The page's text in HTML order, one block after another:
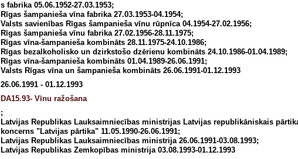
s fabrika 05.06.1952-27.03.1953;
Rīgas šampanieša vīna fabrika 27.03.1953-04.1954;
Valsts savienības Rīgas šampanieša vīnu rūpnīca 04.1954-27.02.1956;
Rīgas šampanieša vīnu fabrika 27.02.1956-28.11.1975;
Rīgas vīna-šampanieša kombināts 28.11.1975-24.10.1986;
Rīgas bezalkoholisko un dzirkstošo dzērienu kombināts 24.10.1986-01.04.1989;
Rīgas vīna-šampanieša kombināts 01.04.1989-26.06.1991;
Valsts Rīgas vīna un šampanieša kombināts 26.06.1991-01.12.1993
26.06.1991 - 01.12.1993
DA15.93- Vīnu ražošana
;
Latvijas Republikas Lauksaimniecības ministrijas Latvijas republikāniskais
koncerns "Latvijas pārtika" 11.05.1990-26.06.1991;
Latvijas Republikas Lauksaimniecības ministrija 26.06.1991-03.08.1993;
Latvijas Republikas Zemkopības ministrija 03.08.1993-01.12.1993